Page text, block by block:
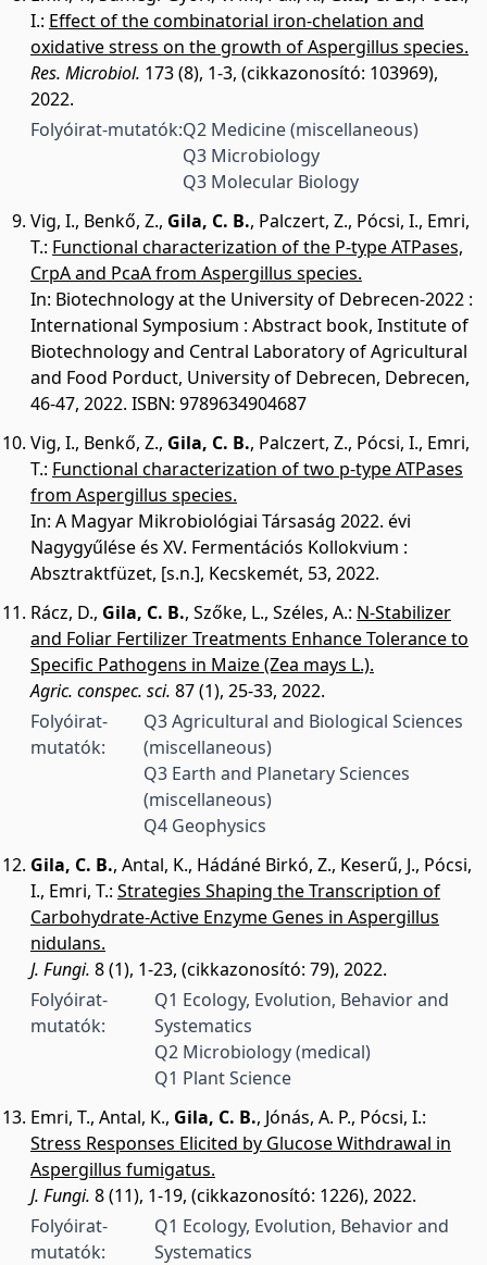
I.: Effect of the combinatorial iron-chelation and
oxidative stress on the growth of Aspergillus species.
Res. Microbiol. 173 (8), 1-3, (cikkazonosító: 103969),
2022.
Folyóirat-mutatók:Q2 Medicine (miscellaneous)
Q3 Microbiology
Q3 Molecular Biology
Vig, I., Benkő, Z., Gila, C. B., Palczert, Z., Pócsi, I., Emri,
T.: Functional characterization of the P-type ATPases,
CrpA and PcaA from Aspergillus species.
In: Biotechnology at the University of Debrecen-2022 :
International Symposium : Abstract book, Institute of
Biotechnology and Central Laboratory of Agricultural
and Food Porduct, University of Debrecen, Debrecen,
46-47, 2022. ISBN: 9789634904687
Vig, I., Benkő, Z., Gila, C. B., Palczert, Z., Pócsi, I., Emri,
T.: Functional characterization of two p-type ATPases
from Aspergillus species.
In: A Magyar Mikrobiológiai Társaság 2022. évi
Nagygyűlése és XV. Fermentációs Kollokvium :
Absztraktfüzet, [s.n.], Kecskemét, 53, 2022.
Rácz, D., Gila, C. B., Szőke, L., Széles, A.: N-Stabilizer
and Foliar Fertilizer Treatments Enhance Tolerance to
Specific Pathogens in Maize (Zea mays L.).
Agric. conspec. sci. 87 (1), 25-33, 2022.
Folyóirat-
mutatók:
Q3 Agricultural and Biological Sciences
(miscellaneous)
Q3 Earth and Planetary Sciences
(miscellaneous)
Q4 Geophysics
Gila, C. B., Antal, K., Hádáné Birkó, Z., Keserű, J., Pócsi,
I., Emri, T.: Strategies Shaping the Transcription of
Carbohydrate-Active Enzyme Genes in Aspergillus
nidulans.
J. Fungi. 8 (1), 1-23, (cikkazonosító: 79), 2022.
Folyóirat-
mutatók:
Q1 Ecology, Evolution, Behavior and
Systematics
Q2 Microbiology (medical)
Q1 Plant Science
Emri, T., Antal, K., Gila, C. B., Jónás, A. P., Pócsi, I.:
Stress Responses Elicited by Glucose Withdrawal in
Aspergillus fumigatus.
J. Fungi. 8 (11), 1-19, (cikkazonosító: 1226), 2022.
Folyóirat-
mutatók:
Q1 Ecology, Evolution, Behavior and
Systematics